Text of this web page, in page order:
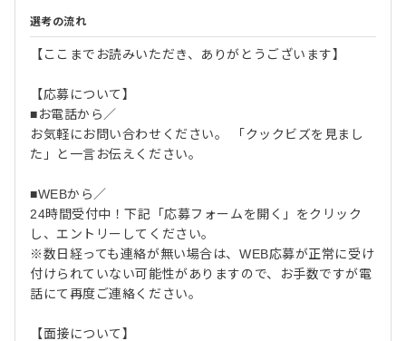
選考の流れ
【ここまでお読みいただき、ありがとうございます】
【応募について】
■お電話から／
お気軽にお問い合わせください。 「クックビズを見まし
た」と一言お伝えください。
■WEBから／
24時間受付中！下記「応募フォームを開く」をクリック
し、エントリーしてください。
※数日経っても連絡が無い場合は、WEB応募が正常に受け
付けられていない可能性がありますので、お手数ですが電
話にて再度ご連絡ください。
【面接について】